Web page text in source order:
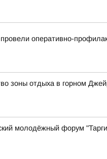
оперативно-
зоны отдыха в горном
молодёжный форум